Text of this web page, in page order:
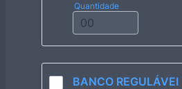
Quantidade
BANCO REGULÁVEI